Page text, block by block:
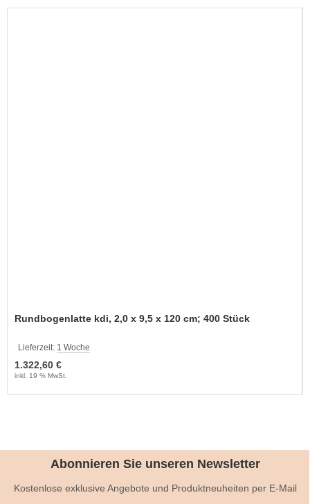
Rundbogenlatte kdi, 2,0 x 9,5 x 120 cm; 400 Stück
Lieferzeit: 1 Woche
1.322,60 €
inkl. 19 % MwSt.
Abonnieren Sie unseren Newsletter
Kostenlose exklusive Angebote und Produktneuheiten per E-Mail